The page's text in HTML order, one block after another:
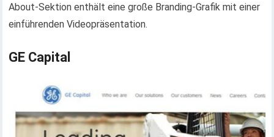
About-Sektion enthält eine große Branding-Grafik mit einer
einführenden Videopräsentation.
GE Capital